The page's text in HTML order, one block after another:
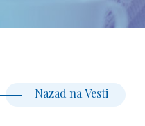
Nazad na Vesti